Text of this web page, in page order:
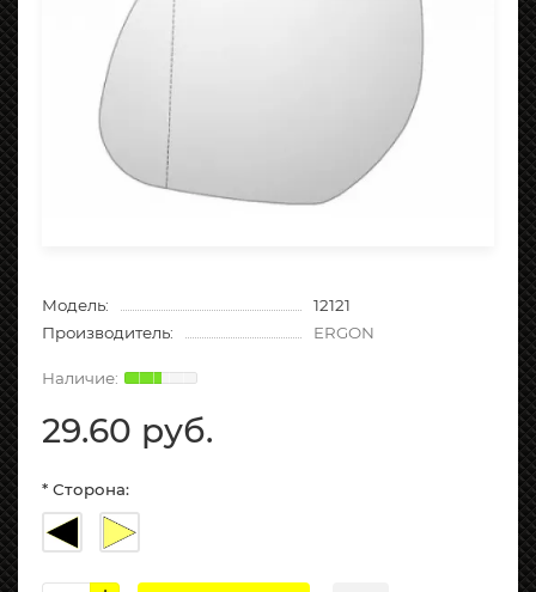
Модель:
12121
Производитель:
ERGON
29.60 руб.
* Сторона: